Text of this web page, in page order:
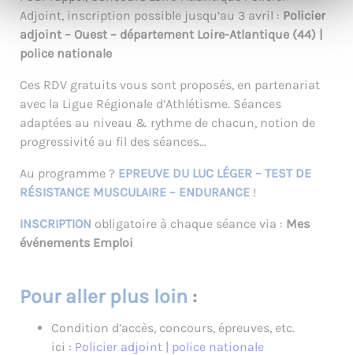
Adjoint, inscription possible jusqu’au 3 avril : Policier
adjoint – Ouest – département Loire-Atlantique (44) |
police nationale
Ces RDV gratuits vous sont proposés, en partenariat
avec la Ligue Régionale d’Athlétisme. Séances
adaptées au niveau & rythme de chacun, notion de
progressivité au fil des séances…
Au programme ? EPREUVE DU LUC LÉGER – TEST DE
RÉSISTANCE MUSCULAIRE – ENDURANCE !
INSCRIPTION obligatoire à chaque séance via : Mes
événements Emploi
Pour aller plus loin :
Condition d’accès, concours, épreuves, etc.
ici : Policier adjoint | police nationale